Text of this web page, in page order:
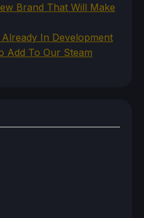
Brand That Will Make
In Development
Add To Our Steam